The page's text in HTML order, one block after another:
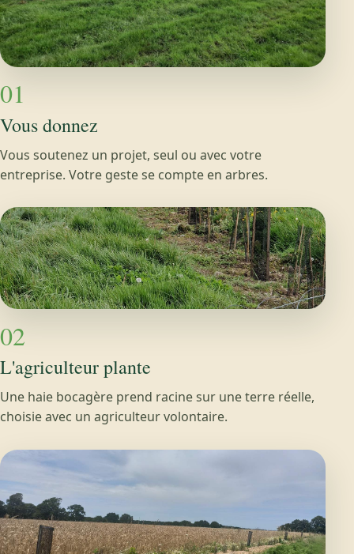
01
Vous donnez
Vous soutenez un projet, seul ou avec votre
entreprise. Votre geste se compte en arbres.
02
L'agriculteur plante
Une haie bocagère prend racine sur une terre réelle,
choisie avec un agriculteur volontaire.